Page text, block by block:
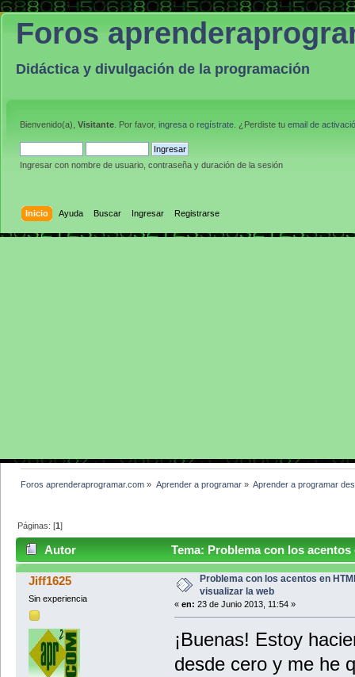
Foros
Didáctica y divulgación de la programación
Bienvenido(a), Visitante . Por favor, ingresa o regístrate . ¿Perdiste tu email de
Ingresar con nombre de usuario, contraseña y duración de la sesión
Inicio Ayuda Buscar Ingresar Registrarse
Foros aprenderaprogramar.com » Aprender a programar» Aprender a programar
Páginas: [1]
Autor Tema: Problema con los
Jiff1625
Sin experiencia
Problema con los acentos en
visualizar la web
« en: 23 de Junio 2013, 11:54 »
¡Buenas! Estoy
desde cero y me he